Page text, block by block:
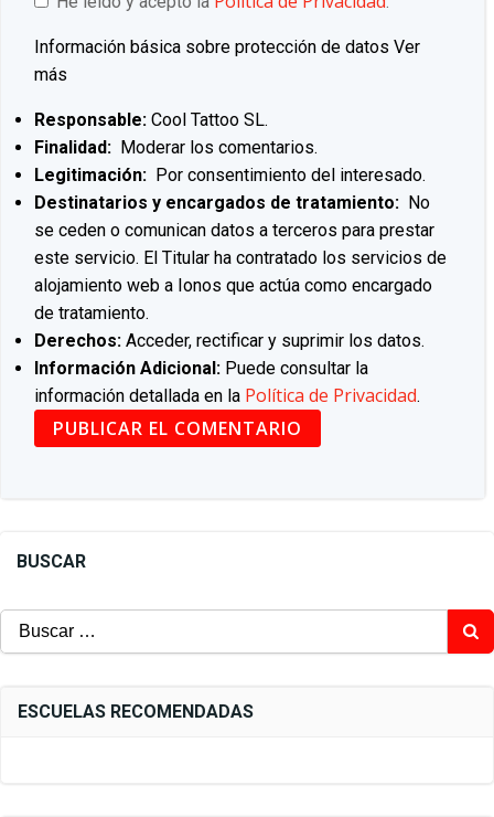
Información básica sobre protección de datos Ver
más
Responsable: Cool Tattoo SL.
Finalidad: Moderar los comentarios.
Legitimación: Por consentimiento del interesado.
Destinatarios y encargados de tratamiento: No
se ceden o comunican datos a terceros para prestar
este servicio. El Titular ha contratado los servicios de
alojamiento web a Ionos que actúa como encargado
de tratamiento.
Derechos: Acceder, rectificar y suprimir los datos.
Información Adicional: Puede consultar la
información detallada en la Política de Privacidad.
BUSCAR
Buscar:
ESCUELAS RECOMENDADAS